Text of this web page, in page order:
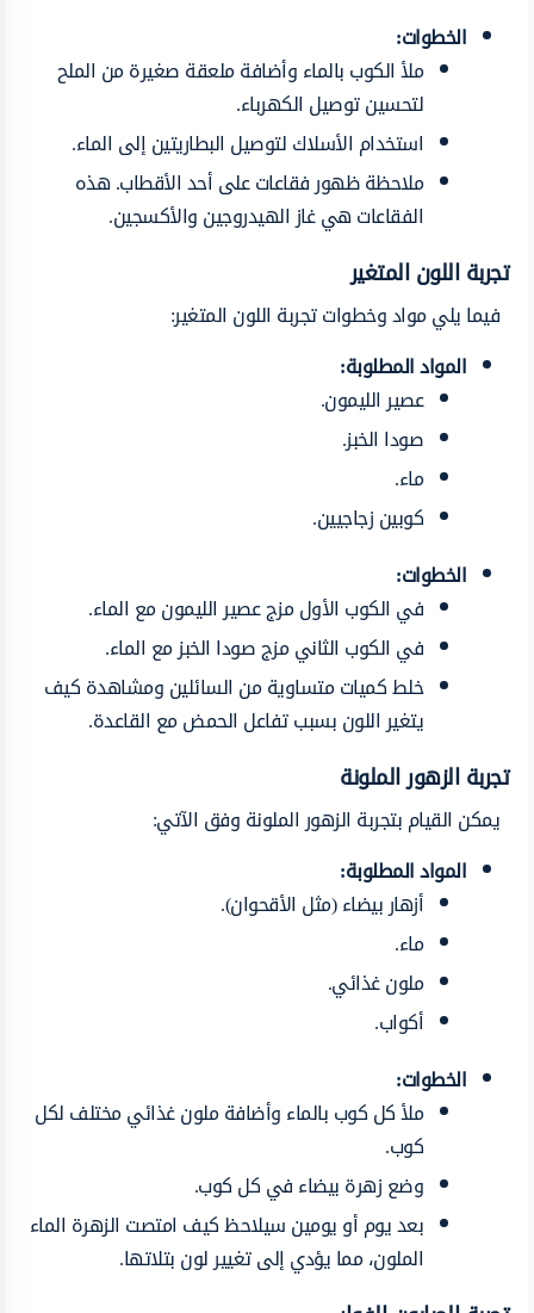
الخطوات:
ملأ الكوب بالماء وأضافة ملعقة صغيرة من الملح
لتحسين توصيل الكهرباء.
استخدام الأسلاك لتوصيل البطاريتين إلى الماء.
ملاحظة ظهور فقاعات على أحد الأقطاب. هذه
الفقاعات هي غاز الهيدروجين والأكسجين.
تجربة اللون المتغير
فيما يلي مواد وخطوات تجربة اللون المتغير:
المواد المطلوبة:
عصير الليمون.
صودا الخبز.
ماء.
كوبين زجاجيين.
الخطوات:
في الكوب الأول مزج عصير الليمون مع الماء.
في الكوب الثاني مزج صودا الخبز مع الماء.
خلط كميات متساوية من السائلين ومشاهدة كيف
يتغير اللون بسبب تفاعل الحمض مع القاعدة.
تجربة الزهور الملونة
يمكن القيام بتجربة الزهور الملونة وفق الآتي:
المواد المطلوبة:
أزهار بيضاء (مثل الأقحوان).
ماء.
ملون غذائي.
أكواب.
الخطوات:
ملأ كل كوب بالماء وأضافة ملون غذائي مختلف لكل
كوب.
وضع زهرة بيضاء في كل كوب.
بعد يوم أو يومين سيلاحظ كيف امتصت الزهرة الماء
الملون، مما يؤدي إلى تغيير لون بتلاتها.